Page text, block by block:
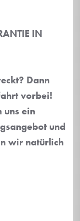
IN
Dann
vorbei!
uns ein
und
wir natürlich